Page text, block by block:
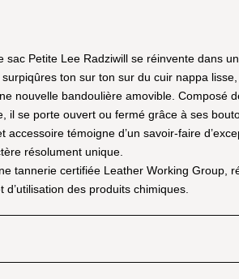
Petite Lee Radziwill se réinvente dans
ton sur ton sur du cuir nappa
nouvelle bandoulière amovible. Composé
il se porte ouvert ou fermé grâce à ses
témoigne d’un savoir-faire
résolument unique.
tannerie certifiée Leather Working Group,
des produits chimiques.